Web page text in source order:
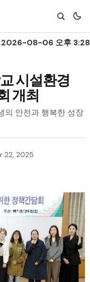
2026-08-06 오후 3:28
시설환경
개최
의 안전과 행복한 성장
22, 2025